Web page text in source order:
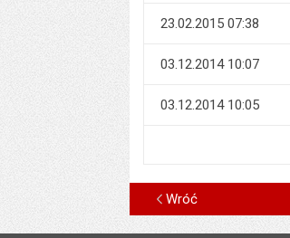
23.02.2015 07:38
03.12.2014 10:07
03.12.2014 10:05
Wróć